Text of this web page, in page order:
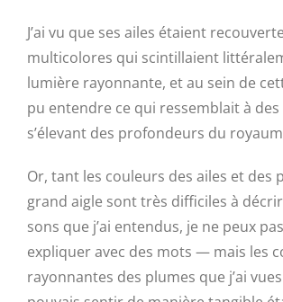
J’ai vu que ses ailes étaient
multicolores qui scintillaient
lumière rayonnante, et au sein de
pu entendre ce qui ressemblait à des
s’élevant des profondeurs du
Or, tant les couleurs des ailes et des
grand aigle sont très difficiles à
sons que j’ai entendus, je ne peux
expliquer avec des mots — mais les
rayonnantes des plumes que j’ai